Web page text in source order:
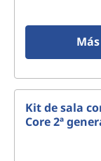
Kit de sala
Core 2ª